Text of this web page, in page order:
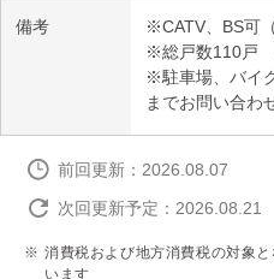
備考
※CATV、BS可
※総戸数110戸
※駐車場、バイ
までお問い合わ
前回更新：2026.08.07
次回更新予定：2026.08.21
消費税および地方消費税の対象
います